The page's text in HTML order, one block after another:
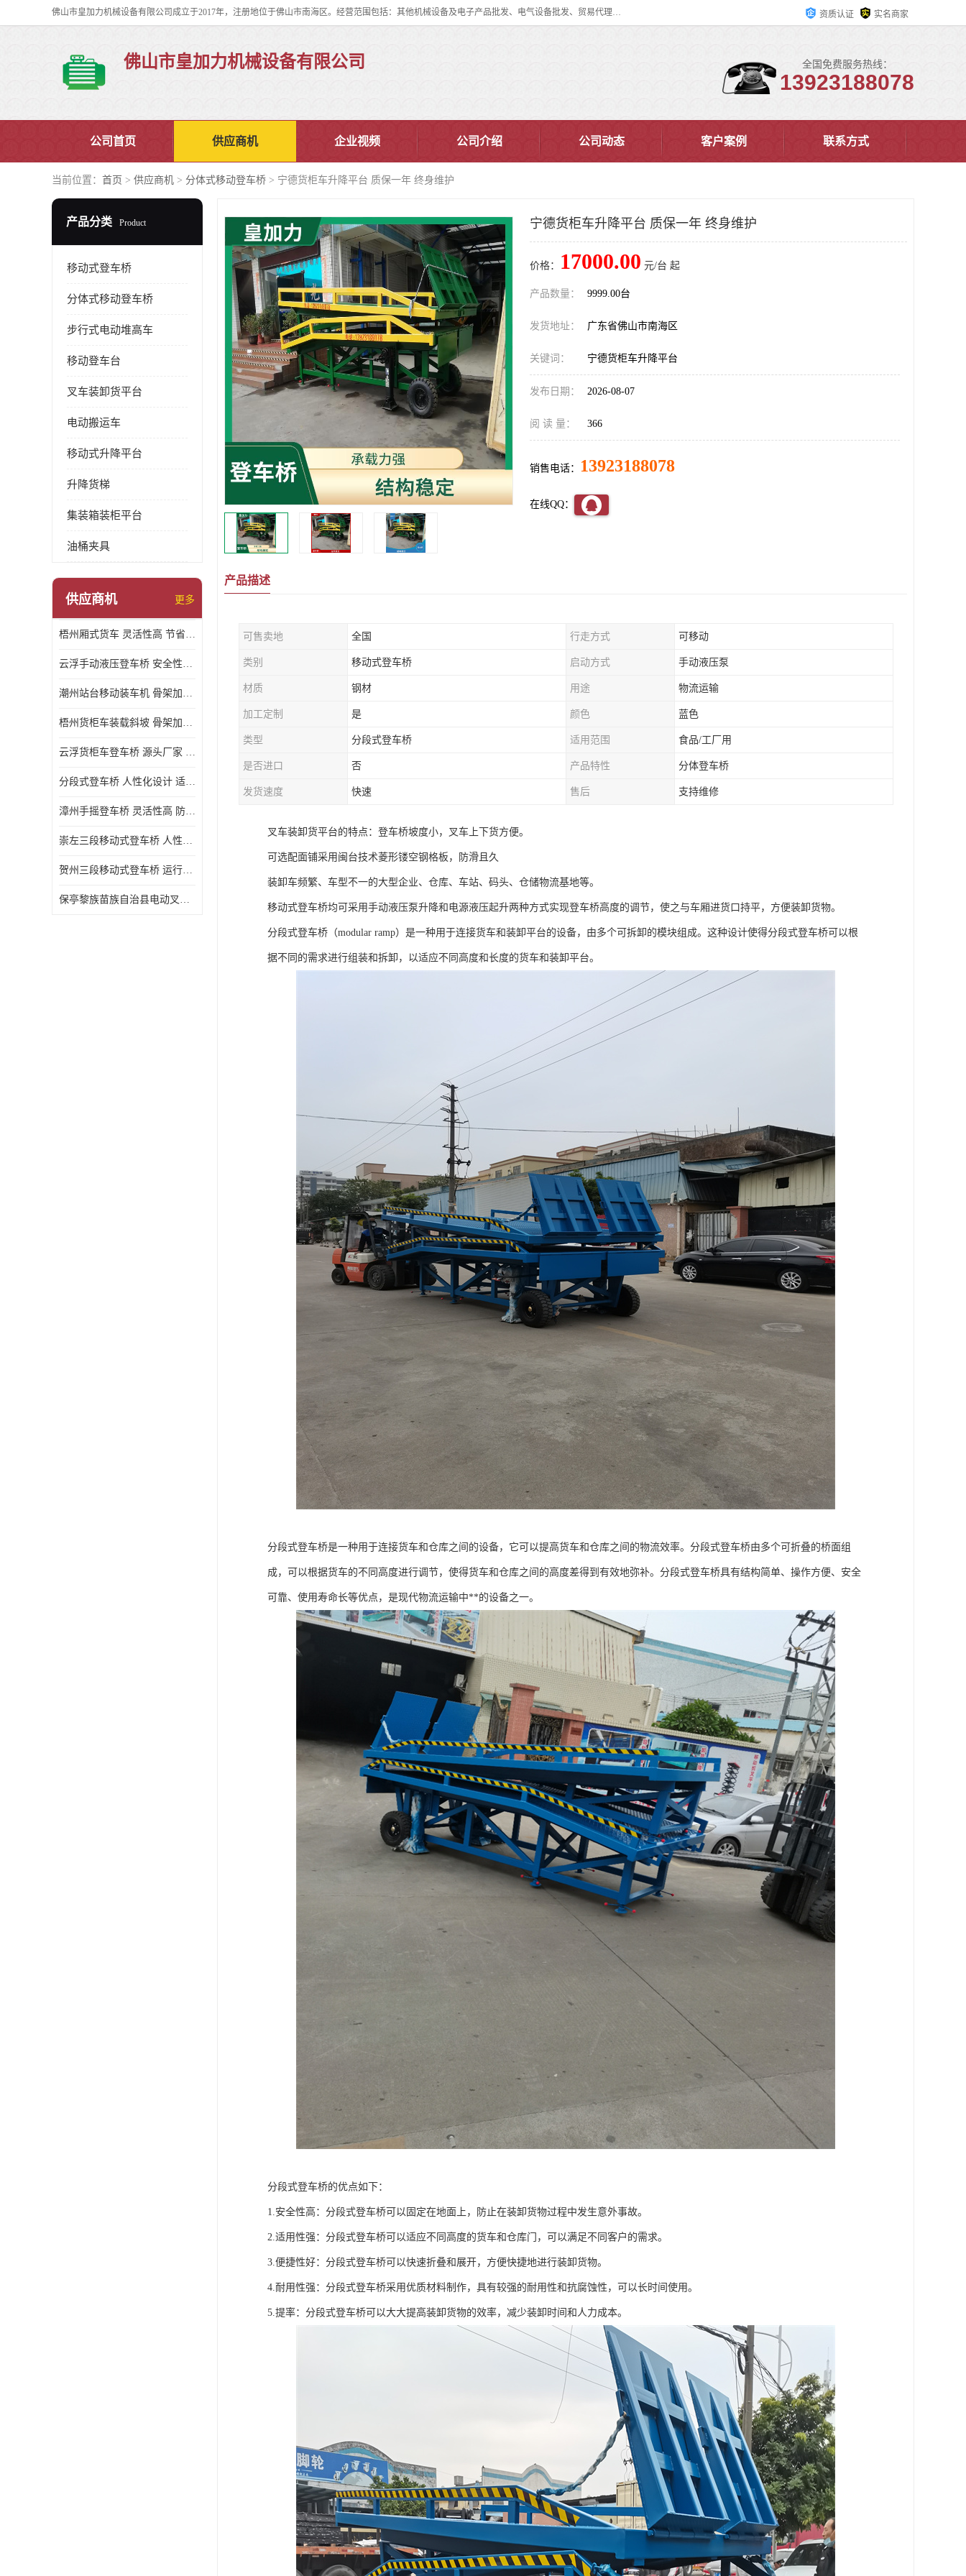
佛山市皇加力机械设备有限公司成立于2017年，注册地位于佛山市南海区。经营范围包括：其他机械设备及电子产品批发、电气设备批发、贸易代理、五金产品批发等；主要产品有：移动式登车桥、叉车装卸货平台、移动式升降机、升降货梯、油桶夹具、电动堆高车。 资质认证 实名商家
佛山市皇加力机械设备有限公司 全国免费服务热线：
13923188078
公司首页 供应商机 企业视频 公司介绍 公司动态 客户案例 联系方式
当前位置： 首页 > 供应商机 > 分体式移动登车桥 > 宁德货柜车升降平台 质保一年 终身维护
产品分类 Product
移动式登车桥
分体式移动登车桥
步行式电动堆高车
移动登车台
叉车装卸货平台
电动搬运车
移动式升降平台
升降货梯
集装箱装柜平台
油桶夹具
供应商机 更多
梧州厢式货车 灵活性高 节省空间
云浮手动液压登车桥 安全性较高 节省空间
潮州站台移动装车机 骨架加密 承载更强 皇加力机械设备厂
梧州货柜车装载斜坡 骨架加密 承载更强 皇加力机械设备厂
云浮货柜车登车桥 源头厂家 提高装卸作业效率
分段式登车桥 人性化设计 适用性广
漳州手摇登车桥 灵活性高 防滑性能好
崇左三段移动式登车桥 人性化设计 防滑性能好
贺州三段移动式登车桥 运行可靠 防滑性能好
保亭黎族苗族自治县电动叉车 性能稳定 运行平稳
宁德货柜车升降平台 质保一年 终身维护
价格： 17000.00 元/台 起
产品数量： 9999.00台
发货地址： 广东省佛山市南海区
关键词： 宁德货柜车升降平台
发布日期： 2026-08-07
阅 读 量： 366
销售电话： 13923188078
在线QQ：
产品描述
可售卖地 全国 行走方式 可移动
类别 移动式登车桥 启动方式 手动液压泵
材质 钢材 用途 物流运输
加工定制 是 颜色 蓝色
类型 分段式登车桥 适用范围 食品/工厂用
是否进口 否 产品特性 分体登车桥
发货速度 快速 售后 支持维修
叉车装卸货平台的特点：登车桥坡度小，叉车上下货方便。
可选配面铺采用闽台技术菱形镂空钢格板，防滑且久
装卸车频繁、车型不一的大型企业、仓库、车站、码头、仓储物流基地等。
移动式登车桥均可采用手动液压泵升降和电源液压起升两种方式实现登车桥高度的调节，使之与车厢进货口持平，方便装卸货物。
分段式登车桥（modular ramp）是一种用于连接货车和装卸平台的设备，由多个可拆卸的模块组成。这种设计使得分段式登车桥可以根
据不同的需求进行组装和拆卸，以适应不同高度和长度的货车和装卸平台。
分段式登车桥是一种用于连接货车和仓库之间的设备，它可以提高货车和仓库之间的物流效率。分段式登车桥由多个可折叠的桥面组
成，可以根据货车的不同高度进行调节，使得货车和仓库之间的高度差得到有效地弥补。分段式登车桥具有结构简单、操作方便、安全
可靠、使用寿命长等优点，是现代物流运输中**的设备之一。
分段式登车桥的优点如下：
1.安全性高：分段式登车桥可以固定在地面上，防止在装卸货物过程中发生意外事故。
2.适用性强：分段式登车桥可以适应不同高度的货车和仓库门，可以满足不同客户的需求。
3.便捷性好：分段式登车桥可以快速折叠和展开，方便快捷地进行装卸货物。
4.耐用性强：分段式登车桥采用优质材料制作，具有较强的耐用性和抗腐蚀性，可以长时间使用。
5.提率：分段式登车桥可以大大提高装卸货物的效率，减少装卸时间和人力成本。